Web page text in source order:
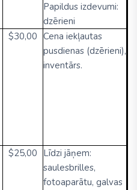
Papildus izdevumi:
dzērieni
$30,00 Cena iekļautas
pusdienas (dzērieni),
inventārs.
$25,00 Līdzi jāņem:
saulesbrilles,
fotoaparātu, galvas